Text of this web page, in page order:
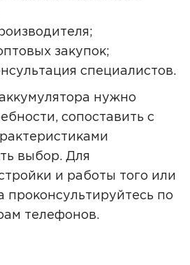
закупок;
специалистов.
нужно
сопоставить с
выбор. Для
и работы того или
проконсультируйтесь по
телефонов.